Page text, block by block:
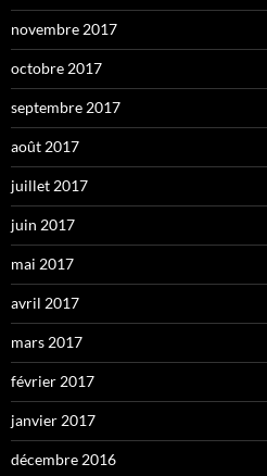
novembre 2017
octobre 2017
septembre 2017
août 2017
juillet 2017
juin 2017
mai 2017
avril 2017
mars 2017
février 2017
janvier 2017
décembre 2016